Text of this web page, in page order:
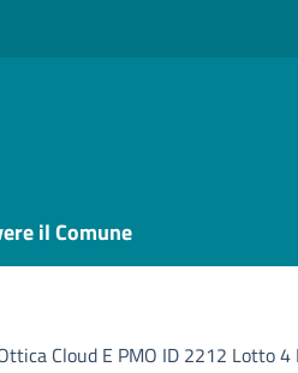
il Comune
Cloud E PMO ID 2212